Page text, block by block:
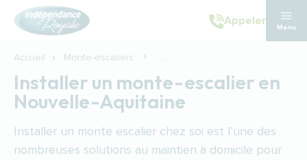
Aller au contenu principal
Appeler
Menu
Accueil Monte-escaliers ...
Installer un monte-escalier en
Nouvelle-Aquitaine
Installer un monte escalier chez soi est l’une des
nombreuses solutions au maintien à domicile pour